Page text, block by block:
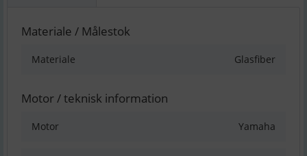
Materiale / Målestok
Materiale Glasfiber
Motor / teknisk information
Motor Yamaha